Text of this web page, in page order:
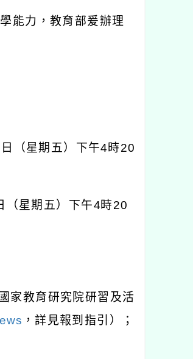
能力，教育部爰辦理
日（星期五）下午4時20
（星期五）下午4時20
家教育研究院研習及活
，詳見報到指引）；